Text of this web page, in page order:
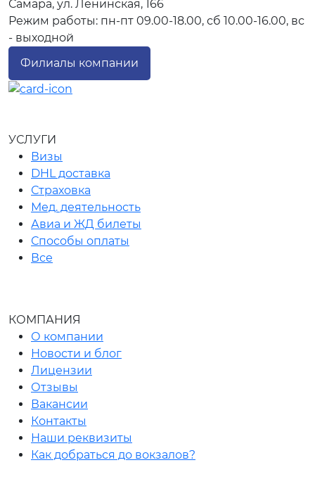
УСЛУГИ
Визы
DHL доставка
Страховка
Мед. деятельность
Авиа и ЖД билеты
Способы оплаты
Все
КОМПАНИЯ
О компании
Новости и блог
Лицензии
Отзывы
Вакансии
Контакты
Наши реквизиты
Как добраться до вокзалов?
Самара, ул. Ленинская, 166
Режим работы: пн-пт 09.00-18.00, сб 10.00-16.00, вс
- выходной
Филиалы компании